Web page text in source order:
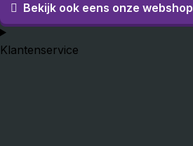
Bekijk ook eens onze webshop
Klantenservice